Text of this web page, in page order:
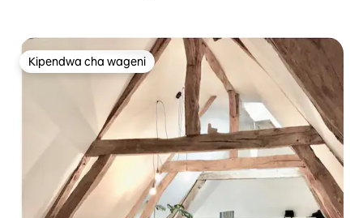
Kipendwa cha wageni
Kipendwa cha wageni